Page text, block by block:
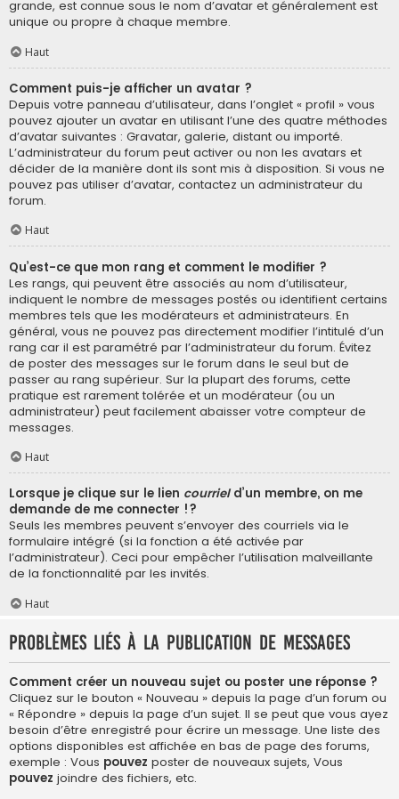
grande, est connue sous le nom d’avatar et généralement est
unique ou propre à chaque membre.
Haut
Comment puis-je afficher un avatar ?
Depuis votre panneau d’utilisateur, dans l’onglet « profil » vous
pouvez ajouter un avatar en utilisant l’une des quatre méthodes
d’avatar suivantes : Gravatar, galerie, distant ou importé.
L’administrateur du forum peut activer ou non les avatars et
décider de la manière dont ils sont mis à disposition. Si vous ne
pouvez pas utiliser d’avatar, contactez un administrateur du
forum.
Haut
Qu’est-ce que mon rang et comment le modifier ?
Les rangs, qui peuvent être associés au nom d’utilisateur,
indiquent le nombre de messages postés ou identifient certains
membres tels que les modérateurs et administrateurs. En
général, vous ne pouvez pas directement modifier l’intitulé d’un
rang car il est paramétré par l’administrateur du forum. Évitez
de poster des messages sur le forum dans le seul but de
passer au rang supérieur. Sur la plupart des forums, cette
pratique est rarement tolérée et un modérateur (ou un
administrateur) peut facilement abaisser votre compteur de
messages.
Haut
Lorsque je clique sur le lien courrield’un membre, on me
demande de me connecter !?
Seuls les membres peuvent s’envoyer des courriels via le
formulaire intégré (si la fonction a été activée par
l’administrateur). Ceci pour empêcher l’utilisation malveillante
de la fonctionnalité par les invités.
Haut
Problèmes liés à la publication de messages
Comment créer un nouveau sujet ou poster une réponse ?
Cliquez sur le bouton « Nouveau » depuis la page d’un forum ou
« Répondre » depuis la page d’un sujet. Il se peut que vous ayez
besoin d’être enregistré pour écrire un message. Une liste des
options disponibles est affichée en bas de page des forums,
exemple : Vous pouvez poster de nouveaux sujets, Vous
pouvez joindre des fichiers, etc.